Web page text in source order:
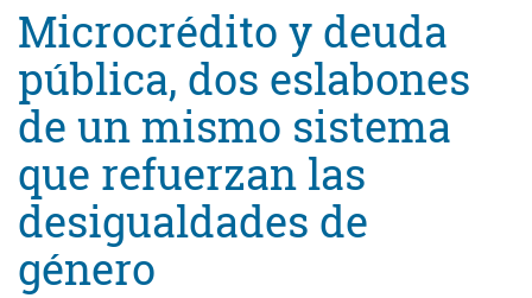
Microcrédito y deuda
pública, dos eslabones
de un mismo sistema
que refuerzan las
desigualdades de
género